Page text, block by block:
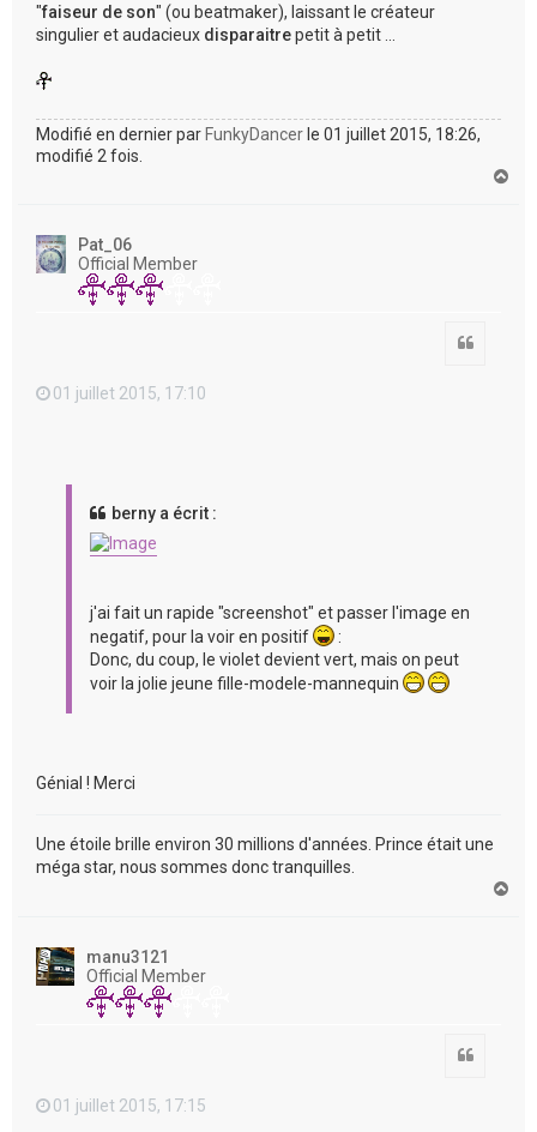
"faiseur de son" (ou beatmaker), laissant le créateur
singulier et audacieux disparaitrepetit à petit ...
Modifié en dernier par FunkyDancer le 01 juillet 2015, 18:26,
modifié 2 fois.
Pat_06
Official Member
01 juillet 2015, 17:10
berny a écrit :
j'ai fait un rapide "screenshot" et passer l'image en
negatif, pour la voir en positif
:
Donc, du coup, le violet devient vert, mais on peut
voir la jolie jeune fille-modele-mannequin
Génial ! Merci
Une étoile brille environ 30 millions d'années. Prince était une
méga star, nous sommes donc tranquilles.
manu3121
Official Member
01 juillet 2015, 17:15